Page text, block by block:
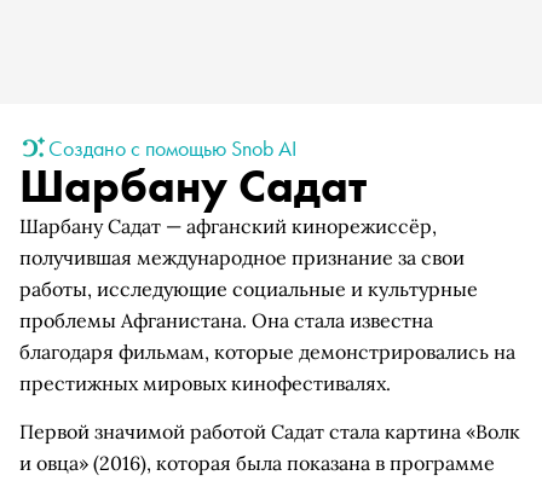
Создано с помощью Snob AI
Шарбану Садат
Шарбану Садат — афганский кинорежиссёр,
получившая международное признание за свои
работы, исследующие социальные и культурные
проблемы Афганистана. Она стала известна
благодаря фильмам, которые демонстрировались на
престижных мировых кинофестивалях.
Первой значимой работой Садат стала картина «Волк
и овца» (2016), которая была показана в программе